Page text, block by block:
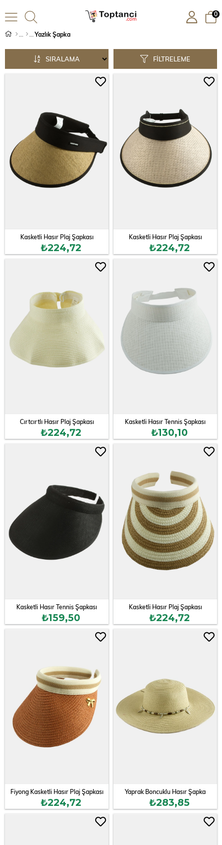
0
Yazlık Şapka
FILTRELEME
SIRALAMA
Kasketli Hasır Plaj Şapkası
₺224,72
Kasketli Hasır Plaj Şapkası
₺224,72
Cırtcırtlı Hasır Plaj Şapkası
₺224,72
Kasketli Hasır Tennis Şapkası
₺130,10
Kasketli Hasır Tennis Şapkası
₺159,50
Kasketli Hasır Plaj Şapkası
₺224,72
Fiyong Kasketli Hasır Plaj Şapkası
₺224,72
Yaprak Boncuklu Hasır Şapka
₺283,85